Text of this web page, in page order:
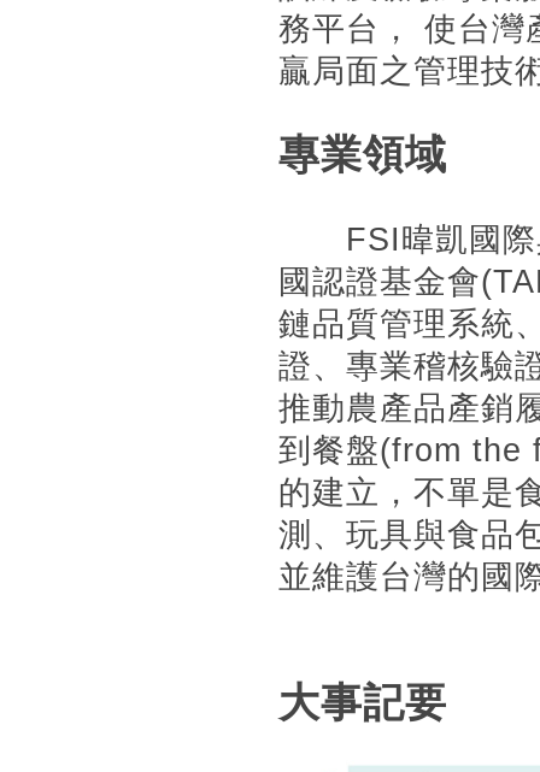
務平台， 使台灣
贏局面之管理技
專業領域
FSI暐凱國際
國認證基金會
鏈品質管理系統
證、專業稽核驗
推動農產品產銷
到餐盤(from the
的建立，不單是
測、玩具與食品
並維護台灣的國
大事記要